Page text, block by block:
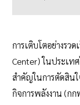
การเติบโตอย่างรว
Center) ในประเท
สำคัญในการตัดสิน
กิจการพลังงาน (กก